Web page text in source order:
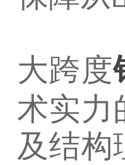
大跨度
术实力
及结构